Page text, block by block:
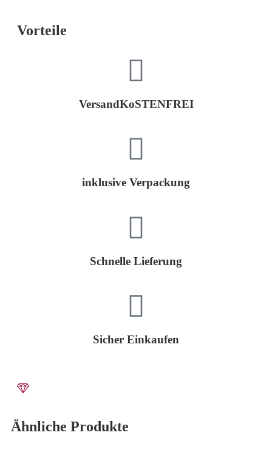
Vorteile
VersandKoSTENFREI
inklusive Verpackung
Schnelle Lieferung
Sicher Einkaufen
Ähnliche Produkte